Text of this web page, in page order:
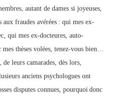
autant de dames si joyeuses,
fraudes avérées : qui mes ex-
qui mes ex-docteures, auto-
mes thèses volées, tenez-vous bien…
de leurs camarades, dès lors,
anciens psychologues ont
disputes connues, pourquoi donc